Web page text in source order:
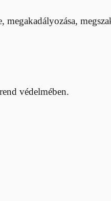
védelmében.